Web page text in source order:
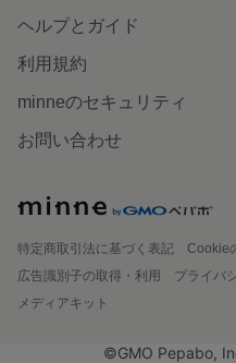
ヘルプとガイド
利用規約
minneのセキュリティ
お問い合わせ
特定商取引法に基づく表記
Cookie
広告識別子の取得・利用
プライバ
メディアキット
©GMO Pepabo,